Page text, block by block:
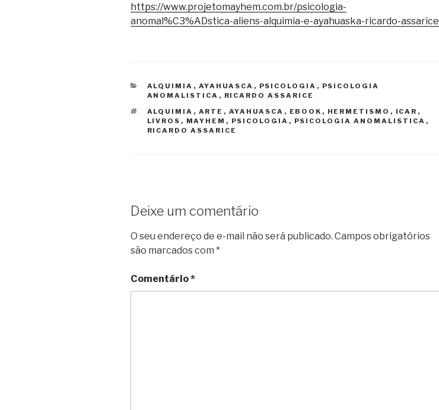
https://www.projetomayhem.com.br/psicologia-
anomal%C3%ADstica-aliens-alquimia-e-ayahuaska-ricardo-assarice
CATEGORIAS
ALQUIMIA , AYAHUASCA , PSICOLOGIA , PSICOLOGIA
ANOMALISTICA , RICARDO ASSARICE
TAGS
ALQUIMIA , ARTE , AYAHUASCA , EBOOK , HERMETISMO , ICAR ,
LIVROS , MAYHEM , PSICOLOGIA , PSICOLOGIA ANOMALISTICA ,
RICARDO ASSARICE
Deixe um comentário
O seu endereço de e-mail não será publicado. Campos obrigatórios
são marcados com *
Comentário*